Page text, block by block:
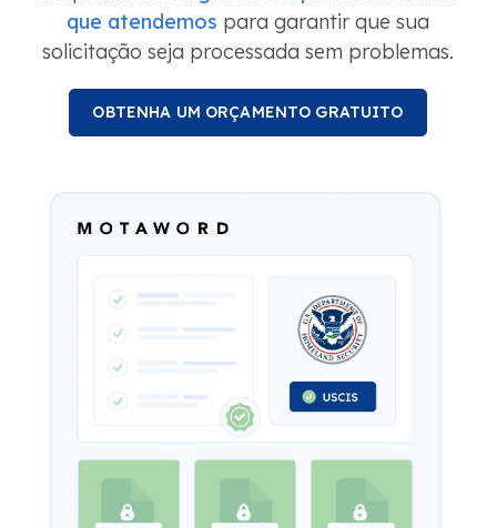
que atendemos para garantir que sua
solicitação seja processada sem problemas.
OBTENHA UM ORÇAMENTO GRATUITO